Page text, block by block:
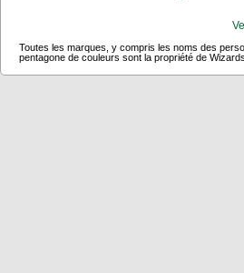
Toutes les marques, y compris les noms des
pentagone de couleurs sont la propriété de